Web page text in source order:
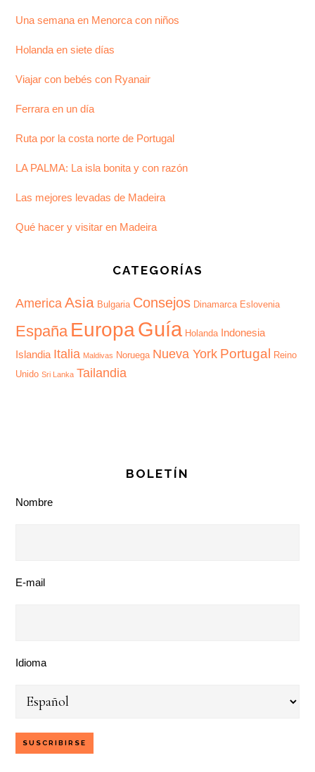
Una semana en Menorca con niños
Holanda en siete días
Viajar con bebés con Ryanair
Ferrara en un día
Ruta por la costa norte de Portugal
LA PALMA: La isla bonita y con razón
Las mejores levadas de Madeira
Qué hacer y visitar en Madeira
CATEGORÍAS
America Asia Bulgaria Consejos Dinamarca Eslovenia
España EuropaGuía Holanda Indonesia
Islandia Italia Maldivas Noruega Nueva York Portugal
Reino
Unido Sri Lanka Tailandia
BOLETÍN
Nombre
E-mail
Idioma